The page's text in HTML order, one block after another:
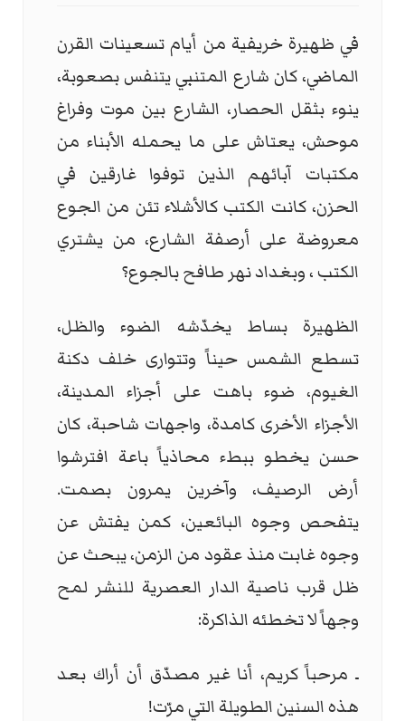
في ظهيرة خريفية من أيام تسعينات القرن
الماضي، كان شارع المتنبي يتنفس بصعوبة،
ينوء بثقل الحصار، الشارع بين موت وفراغ
موحش، يعتاش على ما يحمله الأبناء من
مكتبات آبائهم الذين توفوا غارقين في
الحزن، كانت الكتب كالأشلاء تئن من الجوع
معروضة على أرصفة الشارع، من يشتري
الكتب ، وبغداد نهر طافح بالجوع؟
الظهيرة بساط يخدّشه الضوء والظل،
تسطع الشمس حيناً وتتوارى خلف دكنة
الغيوم، ضوء باهت على أجزاء المدينة،
الأجزاء الأخرى كامدة، واجهات شاحبة، كان
حسن يخطو ببطء محاذياً باعة افترشوا
أرض الرصيف، وآخرين يمرون بصمت.
يتفحص وجوه البائعين، كمن يفتش عن
وجوه غابت منذ عقود من الزمن، يبحث عن
ظل قرب ناصية الدار العصرية للنشر لمح
وجهاً لا تخطئه الذاكرة:
ـ مرحباً كريم، أنا غير مصدّق أن أراك بعد
هذه السنين الطويلة التي مرّت!